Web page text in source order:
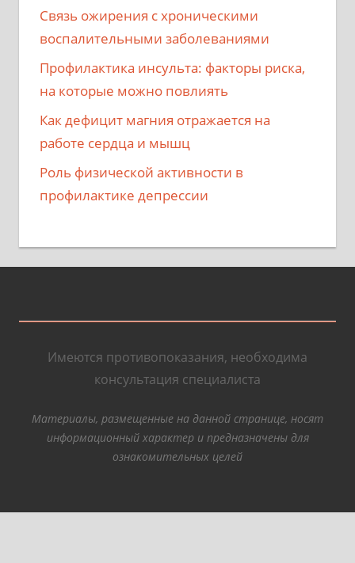
Связь ожирения с хроническими
воспалительными заболеваниями
Профилактика инсульта: факторы риска,
на которые можно повлиять
Как дефицит магния отражается на
работе сердца и мышц
Роль физической активности в
профилактике депрессии
Имеются противопоказания, необходима
консультация специалиста
Материалы, размещенные на данной странице, носят
информационный характер и предназначены для
ознакомительных целей